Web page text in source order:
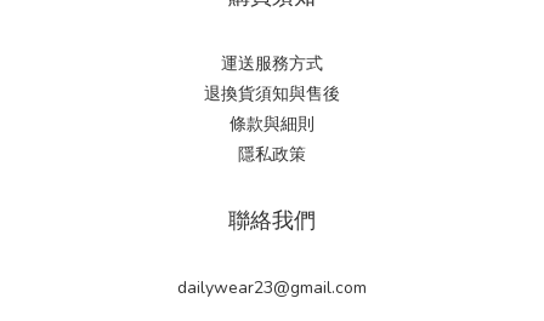
運送服務方式
退換貨須知與售後
條款與細則
隱私政策
聯絡我們
dailywear23@gmail.com